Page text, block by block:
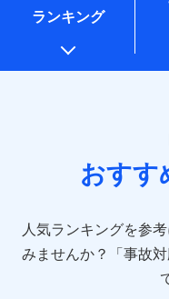
アンケートやキャンペ
上記に係る案内・手続
* 当社が委託を受けて
ームページに掲載して
あいおいニッセイ同
(https://
アクサ損害保険株
direct.co.jp/)
sompo.co.jp/)
東京海上ダイレクト
AIG損害保険株式会
ランキング
おすす
人気ランキングを参
みませんか？
「事故